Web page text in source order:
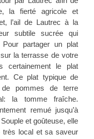
la fierté agricole et
l’ail de Lautrec à la
subtile sucrée qui
partager un plat
la terrasse de votre
certainement le plat
Ce plat typique de
de pommes de terre
la tomme fraîche.
remué jusqu’à
et goûteuse, elle
très local et sa saveur